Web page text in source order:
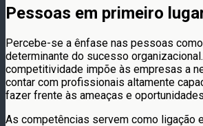
Pessoas em primeiro
Percebe-se a ênfase nas pessoas
determinante do sucesso
competitividade impõe às empresas a
contar com profissionais altamente
fazer frente às ameaças e
As competências servem como ligação